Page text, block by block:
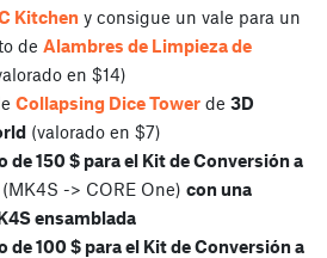
Kitchen y consigue un vale para un
de Alambres de Limpieza de
en $14)
Collapsing Dice Tower de 3D
(valorado en $7)
de 150 $ para el Kit de Conversión a
(MK4S -> CORE One) con una
ensamblada
de 100 $ para el Kit de Conversión a